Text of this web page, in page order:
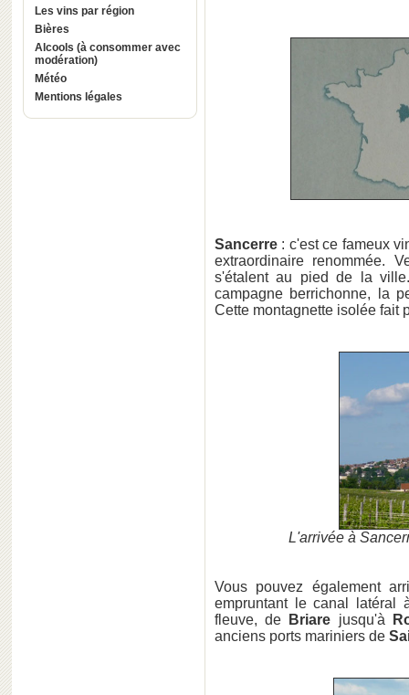
Les vins par région
Bières
Alcools (à consommer avec
modération)
Météo
Mentions légales
Sancerre : c'est ce fameux
extraordinaire renommée.
s'étalent au pied de la
campagne berrichonne, la
Cette montagnette isolée fait
L'arrivée à
Vous pouvez également
empruntant le canal
fleuve, de
Briare jusqu'à
anciens ports mariniers de